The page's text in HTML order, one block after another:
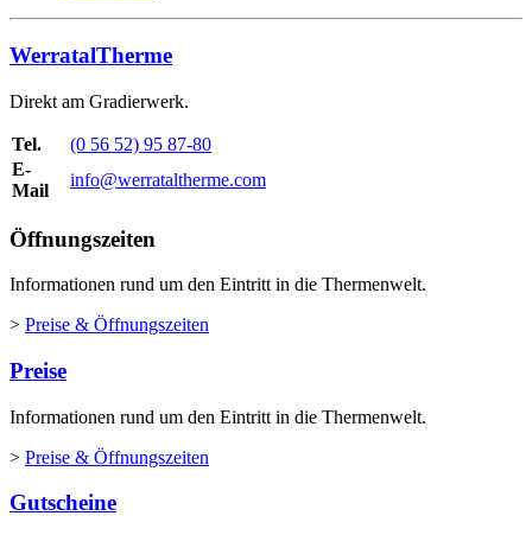
WerratalTherme
Direkt am Gradierwerk.
Tel.
(0 56 52) 95 87-80
E-
Mail
info@werrataltherme.com
Öffnungszeiten
Informationen rund um den Eintritt in die Thermenwelt.
> Preise & Öffnungszeiten
Preise
Informationen rund um den Eintritt in die Thermenwelt.
> Preise & Öffnungszeiten
Gutscheine